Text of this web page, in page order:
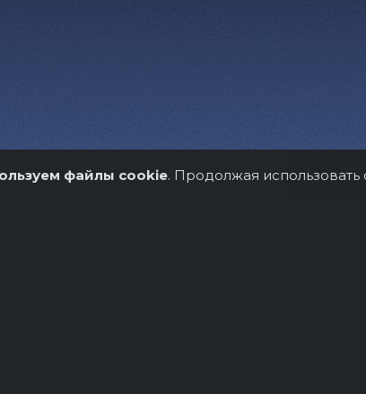
файлы cookie. Продолжая использовать